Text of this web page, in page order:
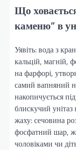
Що
каменю” в
Уявіть: вода з
кальцій, магній,
на фарфорі,
самий вапняний
накопичується
блискучий
жаху: сечовина
фосфатний шар,
чоловіками чи